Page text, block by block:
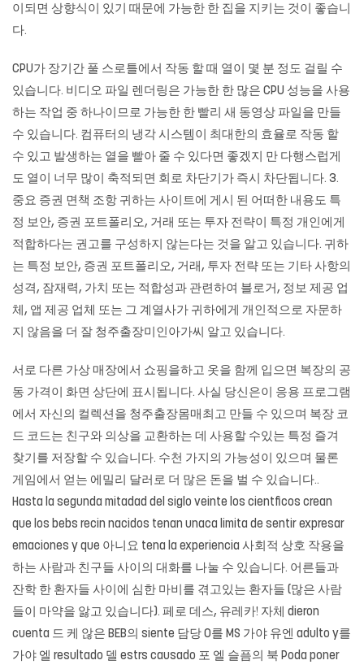
이되면 상향식이 있기 때문에 가능한 한 집을 지키는 것이 좋습니
다.
CPU가 장기간 풀 스로틀에서 작동 할 때 열이 몇 분 정도 걸릴 수
있습니다. 비디오 파일 렌더링은 가능한 한 많은 CPU 성능을 사용
하는 작업 중 하나이므로 가능한 한 빨리 새 동영상 파일을 만들
수 있습니다. 컴퓨터의 냉각 시스템이 최대한의 효율로 작동 할
수 있고 발생하는 열을 빨아 줄 수 있다면 좋겠지 만 다행스럽게
도 열이 너무 많이 축적되면 회로 차단기가 즉시 차단됩니다. 3.
중요 증권 면책 조항 귀하는 사이트에 게시 된 어떠한 내용도 특
정 보안, 증권 포트폴리오, 거래 또는 투자 전략이 특정 개인에게
적합하다는 권고를 구성하지 않는다는 것을 알고 있습니다. 귀하
는 특정 보안, 증권 포트폴리오, 거래, 투자 전략 또는 기타 사항의
성격, 잠재력, 가치 또는 적합성과 관련하여 블로거, 정보 제공 업
체, 앱 제공 업체 또는 그 계열사가 귀하에게 개인적으로 자문하
지 않음을 더 잘 청주출장미인아가씨 알고 있습니다.
서로 다른 가상 매장에서 쇼핑을하고 옷을 함께 입으면 복장의 공
동 가격이 화면 상단에 표시됩니다. 사실 당신은이 응용 프로그램
에서 자신의 컬렉션을 청주출장몸매최고 만들 수 있으며 복장 코
드 코드는 친구와 의상을 교환하는 데 사용할 수있는 특정 즐겨
찾기를 저장할 수 있습니다. 수천 가지의 가능성이 있으며 물론
게임에서 얻는 에밀리 달러로 더 많은 돈을 벌 수 있습니다..
Hasta la segunda mitadad del siglo veinte los cientficos crean
que los bebs recin nacidos tenan unaca limita de sentir expresar
emaciones y que 아니요 tena la experiencia 사회적 상호 작용을
하는 사람과 친구들 사이의 대화를 나눌 수 있습니다. 어른들과
잔학 한 환자들 사이에 심한 마비를 겪고있는 환자들 (많은 사람
들이 마약을 앓고 있습니다). 페로 데스, 유레카! 자체 dieron
cuenta 드 케 않은 BEB의 siente 담당 O를 MS 가야 유엔 adulto y를
가야 엘 resultado 델 estrs causado 포 엘 슬픔의 북 Poda poner